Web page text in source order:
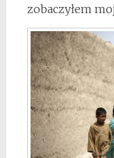
zobaczyłem